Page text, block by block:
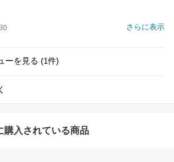
さらに表示
ーを見る (1件)
購入されている商品